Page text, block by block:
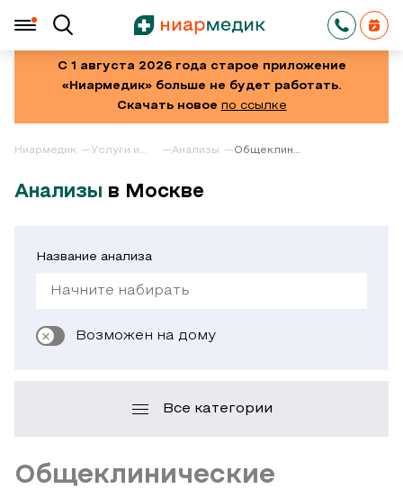
С 1 августа 2026 года старое приложение
«Ниармедик» больше не будет работать.
Скачать новое по ссылке
Ниармедик
Услуги и
Анализы
Общеклинические
Анализы в Москве
Название анализа
Возможен на дому
Все категории
Общеклинические